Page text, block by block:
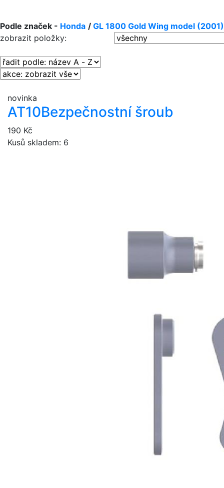
Podle značek - Honda / GL 1800 Gold Wing model (2001)
zobrazit položky:
novinka
AT10Bezpečnostní šroub
190 Kč
Kusů skladem: 6